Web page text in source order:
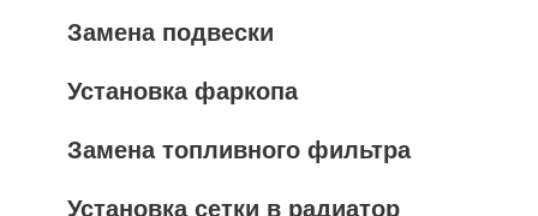
Замена подвески
Установка фаркопа
Замена топливного фильтра
Установка сетки в радиатор